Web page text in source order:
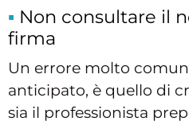
Non consultare il
firma
Un errore molto
anticipato, è quello di
sia il professionista